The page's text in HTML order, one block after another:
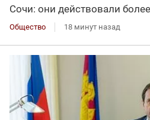
Сочи: они действовали
Общество 18 минут назад